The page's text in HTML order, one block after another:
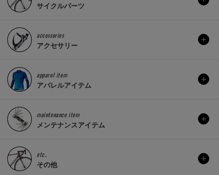
サイクルパーツ
accessories
アクセサリー
apparel item
アパレルアイテム
maintenance item
メンテナンスアイテム
etc..
その他